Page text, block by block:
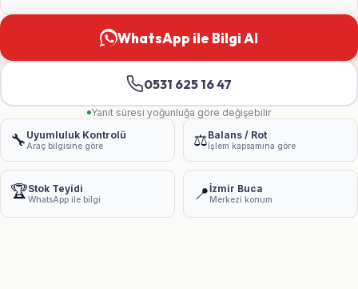
WhatsApp ile Bilgi Al
0531 625 16 47
Yanıt süresi yoğunluğa göre değişebilir
🔧 Uyumluluk Kontrolü
Araç bilgisine göre ⚖️Balans / Rot
İşlem kapsamına göre
🏆Stok Teyidi
WhatsApp ile bilgi 📍İzmir Buca
Merkezi konum